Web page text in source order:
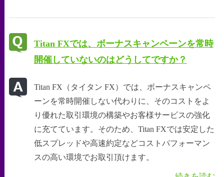
Titan FXでは、ボーナスキャンペーンを常時
開催していないのはどうしてですか？
Titan FX（タイタン FX）では、ボーナスキャンペ
ーンを常時開催しない代わりに、そのコストをよ
り優れた取引環境の構築やお客様サービスの強化
に充てています。そのため、Titan FXでは安定した
低スプレッドや高速約定などコストパフォーマン
スの高い環境でお取引頂けます。